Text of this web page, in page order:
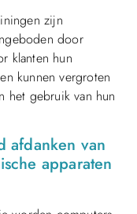
zijn
door
klanten hun
kunnen vergroten
het gebruik van hun
afdanken van
apparaten